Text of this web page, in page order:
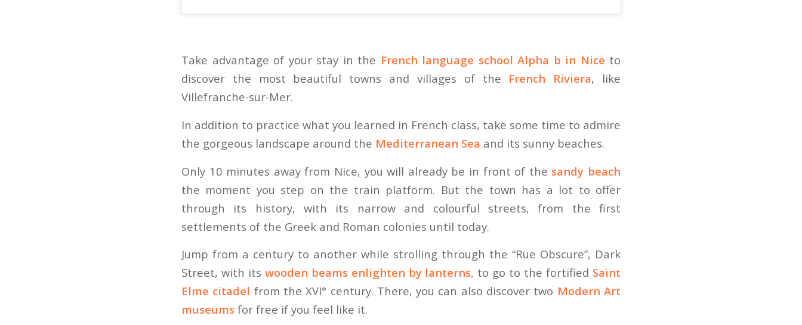
Take advantage of your stay in the French language school Alpha b in Nice to
discover the most beautiful towns and villages of the French Riviera, like
Villefranche-sur-Mer.
In addition to practice what you learned in French class, take some time to admire
the gorgeous landscape around the Mediterranean Sea and its sunny beaches.
Only 10 minutes away from Nice, you will already be in front of the sandy beach
the moment you step on the train platform. But the town has a lot to offer
through its history, with its narrow and colourful streets, from the first
settlements of the Greek and Roman colonies until today.
Jump from a century to another while strolling through the “Rue Obscure”, Dark
Street, with its wooden beams enlighten by lanterns, to go to the fortified Saint
Elme citadel from the XVI° century. There, you can also discover two Modern Art
museums for free if you feel like it.